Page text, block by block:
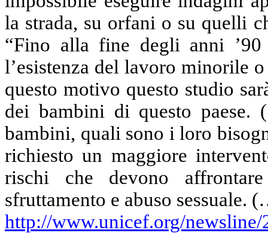
la strada, su orfani o su quelli
“Fino alla fine degli anni
l’esistenza del lavoro minorile
questo motivo questo studio
dei bambini di questo
bambini, quali sono i loro
richiesto un maggiore
rischi che devono
sfruttamento e abuso sessuale.
http://www.unicef.org/